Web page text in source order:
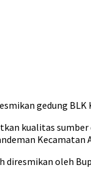
gedung
kualitas sumber
Kecamatan
diresmikan oleh